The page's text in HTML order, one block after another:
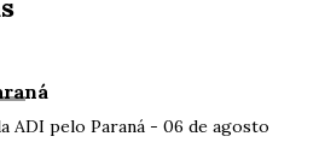
ADI pelo Paraná - 06 de agosto